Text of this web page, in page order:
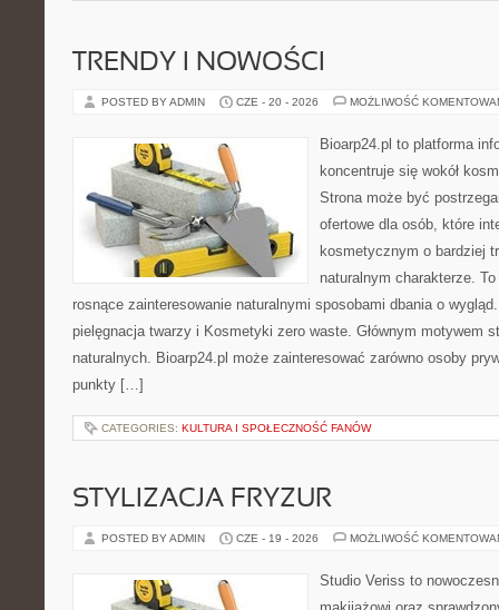
TRENDY I NOWOŚCI
POSTED BY ADMIN CZE - 20 - 2026 MOŻLIWOŚĆ
Bioarp24.pl to platforma
koncentruje się wokół
Strona może być
ofertowe dla osób, które
kosmetycznym o bardziej
naturalnym charakterze.
rosnące zainteresowanie naturalnymi sposobami dbania o
pielęgnacja twarzy i Kosmetyki zero waste. Głównym motywem
naturalnych. Bioarp24.pl może zainteresować zarówno osoby
punkty […]
CATEGORIES: KULTURA I SPOŁECZNOŚĆ FANÓW
STYLIZACJA FRYZUR
POSTED BY ADMIN CZE - 19 - 2026 MOŻLIWOŚĆ
Studio Veriss to